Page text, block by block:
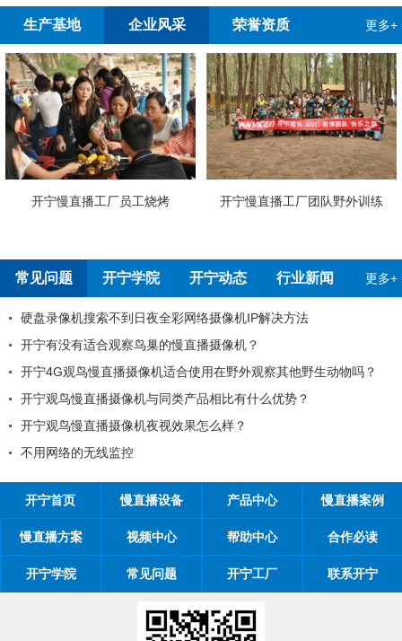
生产基地 企业风采 荣誉资质 更多+
慢直播工厂员工烧烤
开宁慢直播工厂团队野外训练
常见问题 开宁学院 开宁动态 行业新闻 更多+
像机搜索不到日夜全彩网络摄像机IP解决方法
没有适合观察鸟巢的慢直播摄像机？
观鸟慢直播摄像机适合使用在野外观察其他野生动物吗？
鸟慢直播摄像机与同类产品相比有什么优势？
鸟慢直播摄像机夜视效果怎么样？
络的无线监控
开宁首页 慢直播设备 产品中心 慢直播案例
慢直播方案 视频中心 帮助中心 合作必读
开宁学院 常见问题 开宁工厂 联系开宁